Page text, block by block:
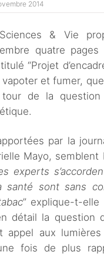
2014
& Vie
quatre
“Projet
et fumer,
tour de la
par la
Mayo, semblent
experts
santé sont sans
” explique-t-elle
détail la question
appel aux
fois de plus